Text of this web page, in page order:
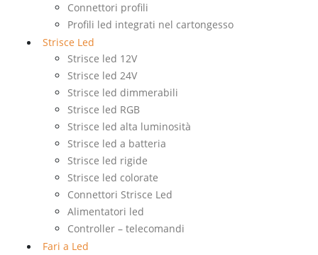
Connettori profili
Profili led integrati nel cartongesso
Strisce Led
Strisce led 12V
Strisce led 24V
Strisce led dimmerabili
Strisce led RGB
Strisce led alta luminosità
Strisce led a batteria
Strisce led rigide
Strisce led colorate
Connettori Strisce Led
Alimentatori led
Controller – telecomandi
Fari a Led